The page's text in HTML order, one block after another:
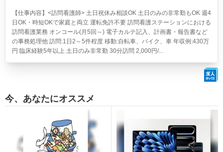
【仕事内容】<訪問看護師> 土日祝休み相談OK 土日のみの非常勤もOK 週4
日OK・時短OKで家庭と両立 運転免許不要 訪問看護ステーションにおける
訪問看護業務 オンコール(月5回～) 電子カルテ記入、計画書・報告書など
の事務処理他 訪問:1日2～5件程度 移動:自転車、バイク、車 年収例:430万
円 臨床経験5年以上 土日のみ非常勤 30分訪問 2,000円/...
今、あなたにオススメ